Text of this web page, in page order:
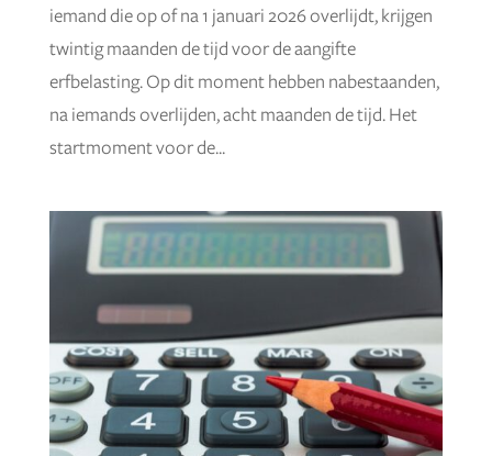
iemand die op of na 1 januari 2026 overlijdt, krijgen
twintig maanden de tijd voor de aangifte
erfbelasting. Op dit moment hebben nabestaanden,
na iemands overlijden, acht maanden de tijd. Het
startmoment voor de...